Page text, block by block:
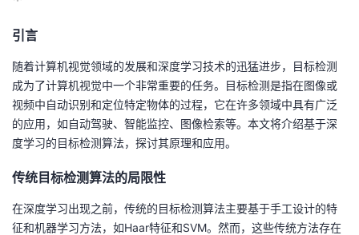
我
的
客
我
论
的
我
者
学
堂
我
支
持
的
我
引言
随着计算机视觉领域的发展和深度学习技术的迅猛进步，目标检测
成为了计算机视觉中一个非常重要的任务。目标检测是指在图像或
视频中自动识别和定位特定物体的过程，它在许多领域中具有广泛
的应用，如自动驾驶、智能监控、图像检索等。本文将介绍基于深
度学习的目标检测算法，探讨其原理和应用。
传统目标检测算法的局限性
在深度学习出现之前，传统的目标检测算法主要基于手工设计的特
征和机器学习方法，如Haar特征和SVM。然而，这些传统方法存在